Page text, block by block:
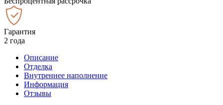
Гарантия
2 года
Описание
Отделка
Внутреннее наполнение
Информация
Отзывы